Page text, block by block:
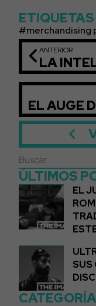
ETIQUETAS
merchandising
ANTERIOR
ÚLTIMOS
EL
SUS